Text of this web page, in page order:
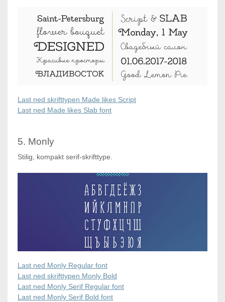
Last ned skrifttypen Made likes Script
Last ned Made likes Slab font
5. Monly
Stilig, kompakt serif-skrifttype.
Last ned Monly Regular font
Last ned skrifttypen Monly Bold
Last ned Monly Serif Regular font
Last ned Monly Serif Bold font